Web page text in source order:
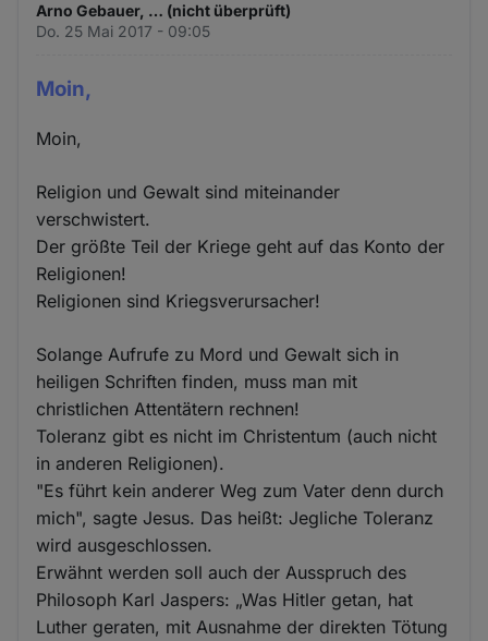
Arno Gebauer, … (nicht überprüft)
Do. 25 Mai 2017 - 09:05
Moin,
Moin,
Religion und Gewalt sind miteinander
verschwistert.
Der größte Teil der Kriege geht auf das Konto der
Religionen!
Religionen sind Kriegsverursacher!
Solange Aufrufe zu Mord und Gewalt sich in
heiligen Schriften finden, muss man mit
christlichen Attentätern rechnen!
Toleranz gibt es nicht im Christentum (auch nicht
in anderen Religionen).
"Es führt kein anderer Weg zum Vater denn durch
mich", sagte Jesus. Das heißt: Jegliche Toleranz
wird ausgeschlossen.
Erwähnt werden soll auch der Ausspruch des
Philosoph Karl Jaspers: „Was Hitler getan, hat
Luther geraten, mit Ausnahme der direkten Tötung